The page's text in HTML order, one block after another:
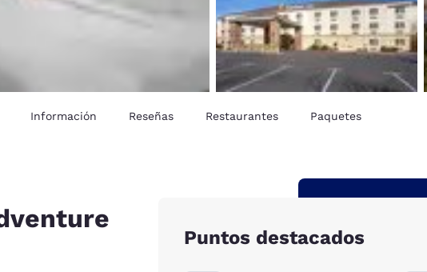
New Zealand
Información Reseñas Restaurantes Paquetes
Puntos destacados